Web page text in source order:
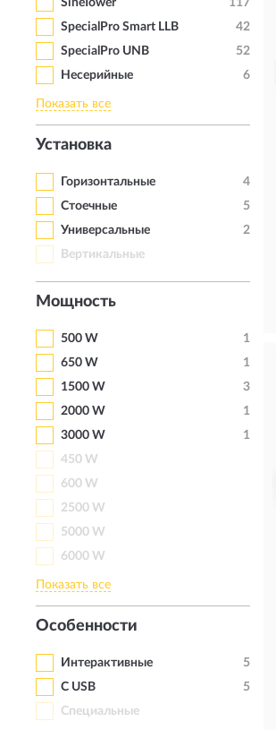
SineTower
117
SpecialPro Smart LLB
42
SpecialPro UNB
52
Несерийные
6
Показать все
Установка
Горизонтальные
4
Стоечные
5
Универсальные
2
Вертикальные
Мощность
500 W
1
650 W
1
1500 W
3
2000 W
1
3000 W
1
450 W
600 W
2500 W
5000 W
6000 W
Показать все
Особенности
Интерактивные
5
С USB
5
Специальные